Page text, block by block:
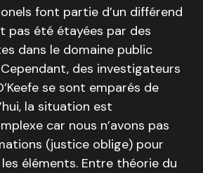
font partie d’un différend
pas été étayées par des
dans le domaine public
des investigateurs
se sont emparés de
la situation est
car nous n’avons pas
(justice oblige) pour
éléments. Entre théorie du